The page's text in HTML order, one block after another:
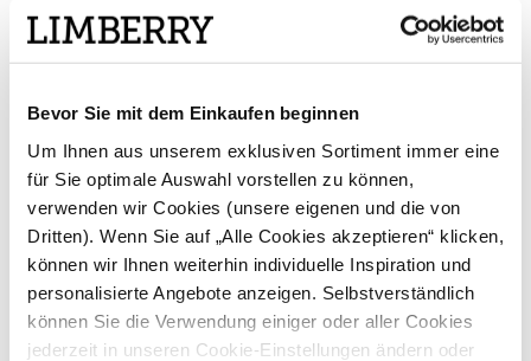
Bevor Sie mit dem Einkaufen beginnen
Um Ihnen aus unserem exklusiven Sortiment immer eine
für Sie optimale Auswahl vorstellen zu können,
verwenden wir Cookies (unsere eigenen und die von
Dritten). Wenn Sie auf „Alle Cookies akzeptieren“ klicken,
können wir Ihnen weiterhin individuelle Inspiration und
personalisierte Angebote anzeigen. Selbstverständlich
können Sie die Verwendung einiger oder aller Cookies
jederzeit in unseren Cookie-Einstellungen ändern oder